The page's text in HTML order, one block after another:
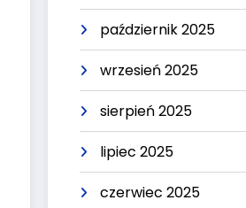
październik 2025
wrzesień 2025
sierpień 2025
lipiec 2025
czerwiec 2025